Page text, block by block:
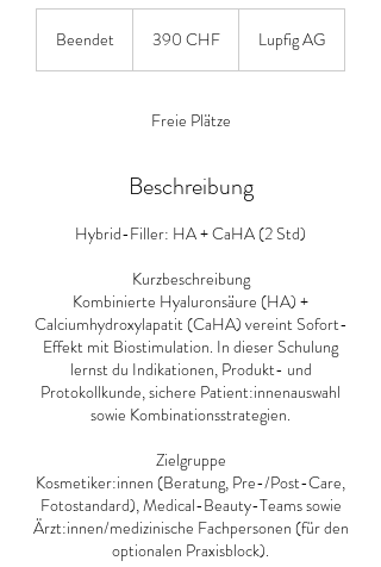
Beendet
Franken
390 CHF Lupfig AG
Freie Plätze
Beschreibung
Hybrid-Filler: HA + CaHA (2 Std)
Kurzbeschreibung
Kombinierte Hyaluronsäure (HA) +
Calciumhydroxylapatit (CaHA) vereint Sofort-
Effekt mit Biostimulation. In dieser Schulung
lernst du Indikationen, Produkt- und
Protokollkunde, sichere Patient:innenauswahl
sowie Kombinationsstrategien.
Zielgruppe
Kosmetiker:innen (Beratung, Pre-/Post-Care,
Fotostandard), Medical-Beauty-Teams sowie
Ärzt:innen/medizinische Fachpersonen (für den
optionalen Praxisblock).